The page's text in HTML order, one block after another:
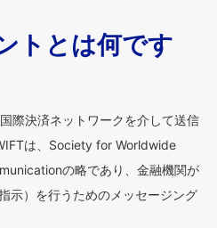
トとは何です
際決済ネットワークを介して送信
は、Society for Worldwide
の略であり、金融機関が
示）を行うためのメッセージング